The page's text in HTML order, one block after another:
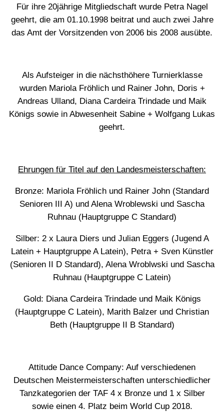
Für ihre 20jährige Mitgliedschaft wurde Petra Nagel
geehrt, die am 01.10.1998 beitrat und auch zwei Jahre
das Amt der Vorsitzenden von 2006 bis 2008 ausübte.
Als Aufsteiger in die nächsthöhere Turnierklasse
wurden Mariola Fröhlich und Rainer John, Doris +
Andreas Ulland, Diana Cardeira Trindade und Maik
Königs sowie in Abwesenheit Sabine + Wolfgang Lukas
geehrt.
Ehrungen für Titel auf den Landesmeisterschaften:
Bronze: Mariola Fröhlich und Rainer John (Standard
Senioren III A) und Alena Wroblewski und Sascha
Ruhnau (Hauptgruppe C Standard)
Silber: 2 x Laura Diers und Julian Eggers (Jugend A
Latein + Hauptgruppe A Latein), Petra + Sven Künstler
(Senioren II D Standard), Alena Wroblwski und Sascha
Ruhnau (Hauptgruppe C Latein)
Gold: Diana Cardeira Trindade und Maik Königs
(Hauptgruppe C Latein), Marith Balzer und Christian
Beth (Hauptgruppe II B Standard)
Attitude Dance Company: Auf verschiedenen
Deutschen Meistermeisterschaften unterschiedlicher
Tanzkategorien der TAF 4 x Bronze und 1 x Silber
sowie einen 4. Platz beim World Cup 2018.